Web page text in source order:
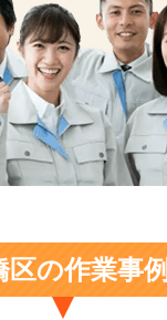
区の作業事例